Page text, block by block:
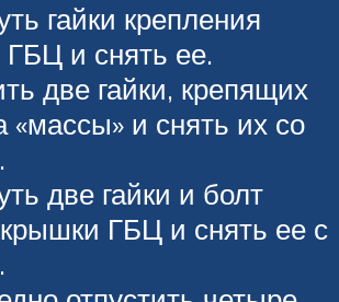
гайки крепления
и снять ее.
две гайки, крепящих
«массы» и снять их со
две гайки и болт
ГБЦ и снять ее с